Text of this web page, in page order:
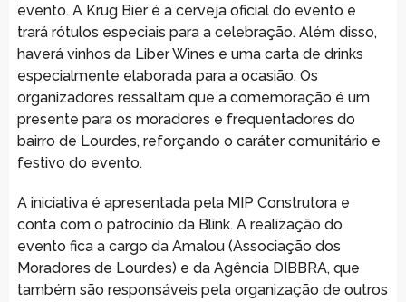
evento. A Krug Bier é a cerveja oficial do evento e
trará rótulos especiais para a celebração. Além disso,
haverá vinhos da Liber Wines e uma carta de drinks
especialmente elaborada para a ocasião. Os
organizadores ressaltam que a comemoração é um
presente para os moradores e frequentadores do
bairro de Lourdes, reforçando o caráter comunitário e
festivo do evento.
A iniciativa é apresentada pela MIP Construtora e
conta com o patrocínio da Blink. A realização do
evento fica a cargo da Amalou (Associação dos
Moradores de Lourdes) e da Agência DIBBRA, que
também são responsáveis pela organização de outros